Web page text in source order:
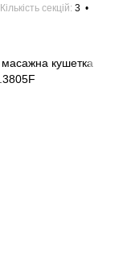
Кількість секцій 3